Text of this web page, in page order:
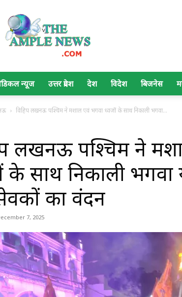
Ample
News
न्यूज उत्तर प्रदेश देश विदेश बिजनेस
विहिप लखनऊ पश्चिम ने मशाल एवं भगवा ध्वजों के साथ निकाली भगवा...
लखनऊ पश्चिम ने
के साथ निकाली भगवा
का वंदन
7, 2025